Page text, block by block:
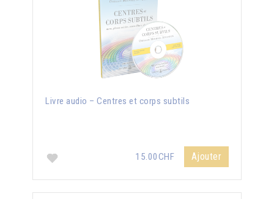
Livre audio – Centres et corps subtils
15.00CHF Ajouter